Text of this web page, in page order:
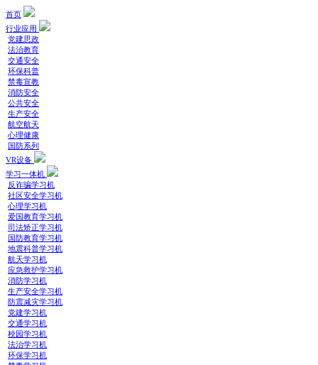
首页
行业应用
党建思政
法治教育
交通安全
环保科普
禁毒宣教
消防安全
公共安全
生产安全
航空航天
心理健康
国防系列
VR设备
学习一体机
反诈骗学习机
社区安全学习机
心理学习机
爱国教育学习机
司法矫正学习机
国防教育学习机
地震科普学习机
航天学习机
应急救护学习机
消防学习机
生产安全学习机
防震减灾学习机
党建学习机
交通学习机
校园学习机
法治学习机
环保学习机